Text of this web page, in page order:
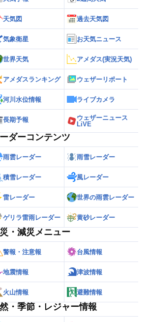
天気図 過去天気図
気象衛星 お天気ニュース
世界天気 アメダス(実況天気)
アメダスランキング ウェザーリポート
河川水位情報 ライブカメラ
長期予報
ウェザーニュース
LiVE
ダーコンテンツ
雨雲レーダー 雨雪レーダー
積雪レーダー 風レーダー
雷レーダー 世界の雨雲レーダー
ゲリラ雷雨レーダー 黄砂レーダー
・減災メニュー
警報・注意報 台風情報
地震情報 津波情報
火山情報 避難情報
・季節・レジャー情報